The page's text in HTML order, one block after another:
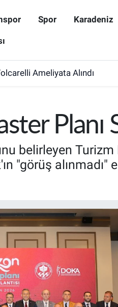
Spor Karadeniz
Ameliyata Alındı
Planı
belirleyen
"görüş